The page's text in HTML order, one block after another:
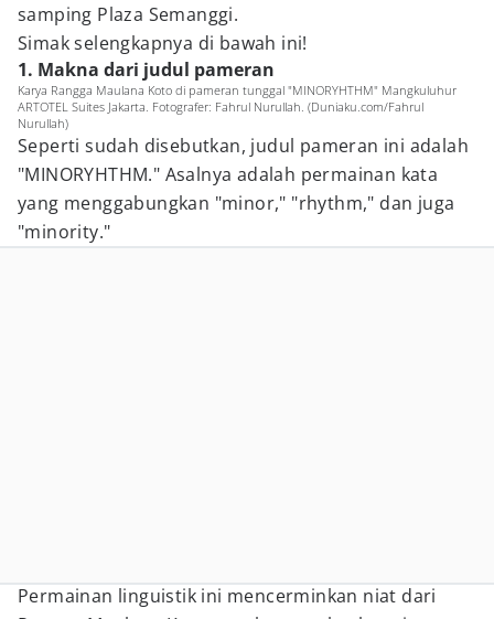
samping Plaza Semanggi.
Simak selengkapnya di bawah ini!
1. Makna dari judul pameran
Karya Rangga Maulana Koto di pameran tunggal "MINORYHTHM" Mangkuluhur
ARTOTEL Suites Jakarta. Fotografer: Fahrul Nurullah. (Duniaku.com/Fahrul
Nurullah)
Seperti sudah disebutkan, judul pameran ini adalah
"MINORYHTHM." Asalnya adalah permainan kata
yang menggabungkan "minor," "rhythm," dan juga
"minority."
Permainan linguistik ini mencerminkan niat dari